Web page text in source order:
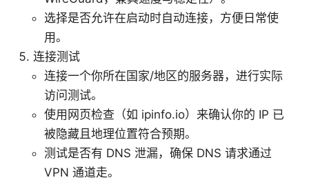
选择是否允许在启动时自动连接，方便日常使
用。
连接测试
连接一个你所在国家/地区的服务器，进行实际
访问测试。
使用网页检查（如 ipinfo.io）来确认你的 IP 已
被隐藏且地理位置符合预期。
测试是否有 DNS 泄漏，确保 DNS 请求通过
VPN 通道走。